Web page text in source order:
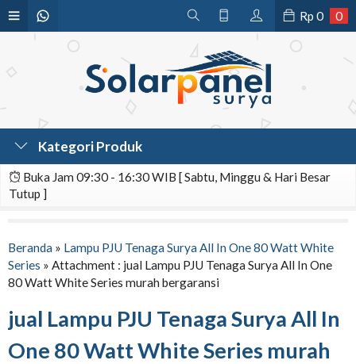
Rp 0 0
Kategori Produk
Buka Jam 09:30 - 16:30 WIB [ Sabtu, Minggu & Hari Besar
Tutup ]
Beranda » Lampu PJU Tenaga Surya All In One 80 Watt White
Series » Attachment : jual Lampu PJU Tenaga Surya All In One
80 Watt White Series murah bergaransi
jual Lampu PJU Tenaga Surya All In
One 80 Watt White Series murah